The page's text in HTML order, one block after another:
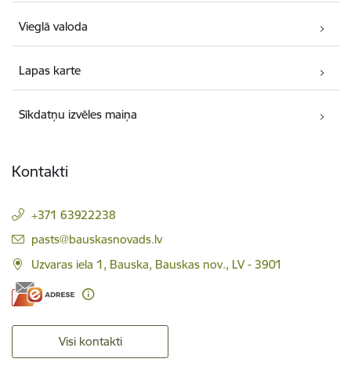
Vieglā valoda
Lapas karte
Sīkdatņu izvēles maiņa
Kontakti
+371 63922238
E-pasts:
pasts@bauskasnovads.lv
Uzvaras iela 1, Bauska, Bauskas nov., LV - 3901
Visi kontakti